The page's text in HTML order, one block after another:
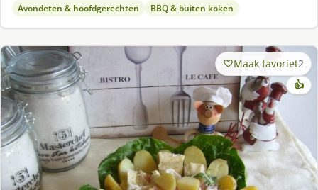
Avondeten & hoofdgerechten BBQ & buiten koken
Maak favoriet2
👍